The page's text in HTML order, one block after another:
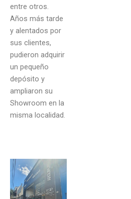
entre otros.
Años más tarde
y alentados por
sus clientes,
pudieron adquirir
un pequeño
depósito y
ampliaron su
Showroom en la
misma localidad.